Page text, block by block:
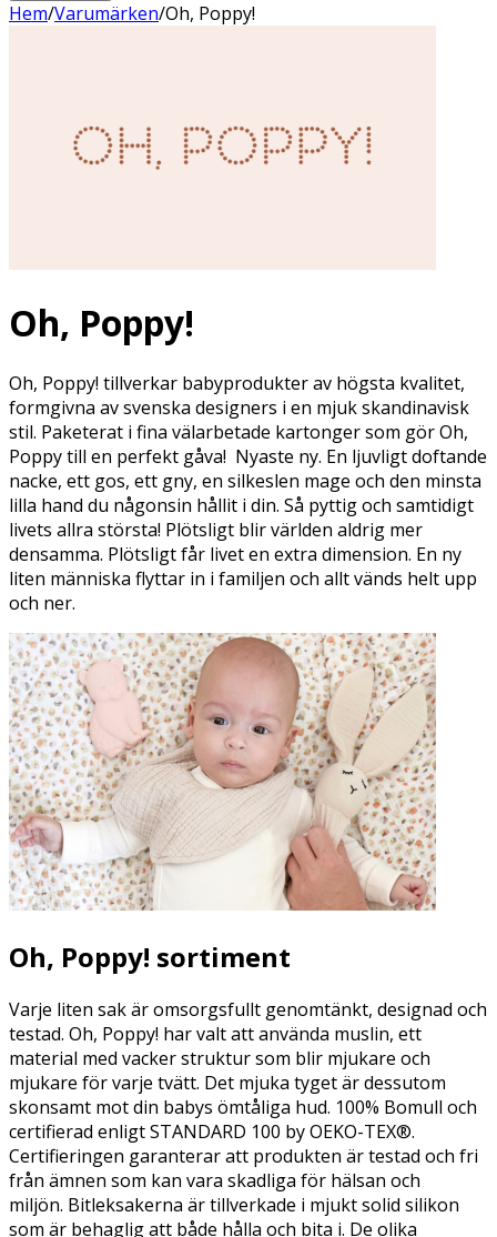
Hem/Varumärken/Oh, Poppy!
Oh, Poppy!
Oh, Poppy! tillverkar babyprodukter av högsta kvalitet,
formgivna av svenska designers i en mjuk skandinavisk
stil. Paketerat i fina välarbetade kartonger som gör Oh,
Poppy till en perfekt gåva! Nyaste ny. En ljuvligt doftande
nacke, ett gos, ett gny, en silkeslen mage och den minsta
lilla hand du någonsin hållit i din. Så pyttig och samtidigt
livets allra största! Plötsligt blir världen aldrig mer
densamma. Plötsligt får livet en extra dimension. En ny
liten människa flyttar in i familjen och allt vänds helt upp
och ner.
Oh, Poppy! sortiment
Varje liten sak äromsorgsfullt genomtänkt, designad och
testad. Oh, Poppy! har valt att använda muslin, ett
material med vacker struktur som blir mjukare och
mjukare för varje tvätt. Det mjuka tyget är dessutom
skonsamt mot din babys ömtåliga hud. 100% Bomull och
certifierad enligt STANDARD 100 byOEKO-TEX®.
Certifieringen garanterar att produkten är testad och fri
från ämnen som kan vara skadliga för hälsan och
miljön. Bitleksakerna är tillverkade i mjuktsolid silikon
som är behaglig att både hålla och bita i. De olika